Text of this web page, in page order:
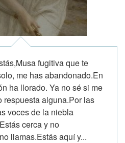
fugitiva que te
me has abandonado.En
ha llorado. Ya no sé si me
respuesta alguna.Por las
voces de la niebla
cerca y no
llamas.Estás aquí y...